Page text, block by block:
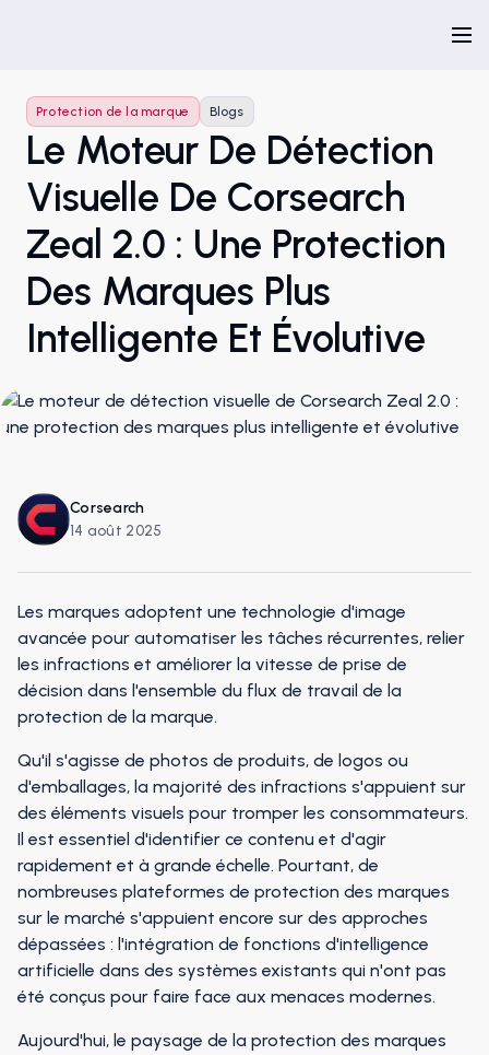
Protection de la marque Blogs
Le Moteur De Détection
Visuelle De Corsearch
Zeal 2.0 : Une Protection
Des Marques Plus
Intelligente Et Évolutive
Corsearch
14 août 2025
Les marques adoptent une technologie d'image
avancée pour automatiser les tâches récurrentes, relier
les infractions et améliorer la vitesse de prise de
décision dans l'ensemble du flux de travail de la
protection de la marque.
Qu'il s'agisse de photos de produits, de logos ou
d'emballages, la majorité des infractions s'appuient sur
des éléments visuels pour tromper les consommateurs.
Il est essentiel d'identifier ce contenu et d'agir
rapidement et à grande échelle. Pourtant, de
nombreuses plateformes de protection des marques
sur le marché s'appuient encore sur des approches
dépassées : l'intégration de fonctions d'intelligence
artificielle dans des systèmes existants qui n'ont pas
été conçus pour faire face aux menaces modernes.
Aujourd'hui, le paysage de la protection des marques